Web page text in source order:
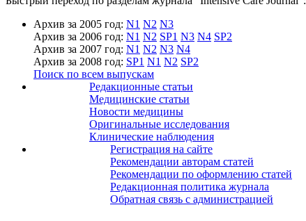
Архив за 2005 год: N1 N2 N3
Архив за 2006 год: N1 N2 SP1 N3 N4 SP2
Архив за 2007 год: N1 N2 N3 N4
Архив за 2008 год: SP1 N1 N2 SP2
Поиск по всем выпускам
Редакционные статьи
Медицинские статьи
Новости медицины
Оригинальные исследования
Клинические наблюдения
Регистрация на сайте
Рекомендации авторам статей
Рекомендации по оформлению статей
Редакционная политика журнала
Обратная связь с администрацией